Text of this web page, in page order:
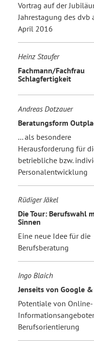
Vortrag auf der
Jahrestagung des dvb
April 2016
Heinz Staufer
Fachmann/Fachfrau
Schlagfertigkeit
Andreas Dotzauer
Beratungsform
... als besondere
Herausforderung für
betriebliche bzw.
Personalentwicklung
Rüdiger Jäkel
Die Tour: Berufswahl
Sinnen
Eine neue Idee für die
Berufsberatung
Ingo Blaich
Jenseits von Google &
Potentiale von Online-
Berufsorientierung